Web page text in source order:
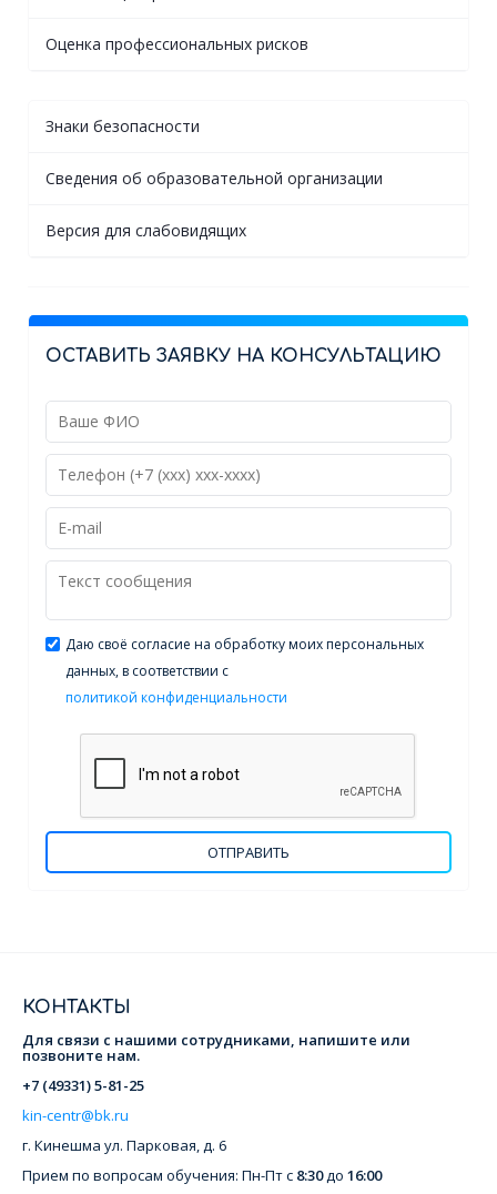
Оценка профессиональных рисков
Знаки безопасности
Сведения об образовательной организации
Версия для слабовидящих
ОСТАВИТЬ ЗАЯВКУ НА КОНСУЛЬТАЦИЮ
Даю своё согласие на обработку моих персональных
данных, в соответствии с
политикой конфиденциальности
ОТПРАВИТЬ
КОНТАКТЫ
Для связи с нашими сотрудниками, напишите или
позвоните нам.
+7 (49331) 5-81-25
kin-centr@bk.ru
г. Кинешма ул. Парковая, д. 6
Прием по вопросам обучения: Пн-Пт с 8:30до 16:00